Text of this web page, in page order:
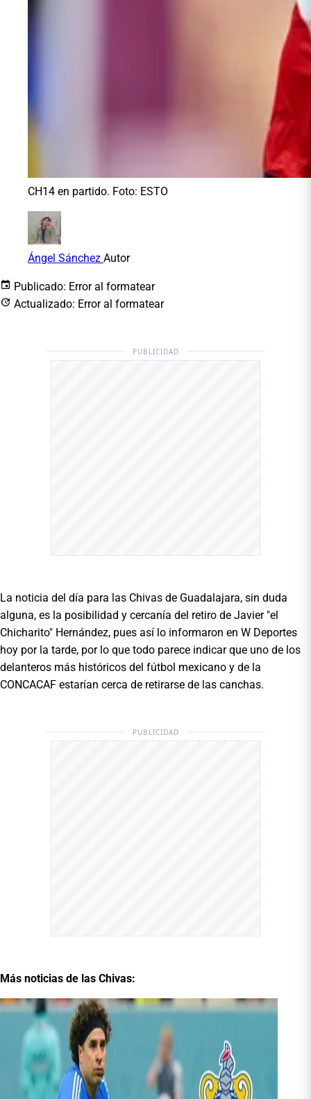
CH14 en partido. Foto: ESTO
Ángel Sánchez Autor
Publicado: Error al formatear
Actualizado: Error al formatear
PUBLICIDAD
La noticia del día para las Chivas de Guadalajara, sin duda
alguna, es la posibilidad y cercanía del retiro de Javier "el
Chicharito" Hernández, pues así lo informaron en W Deportes
hoy por la tarde, por lo que todo parece indicar que uno de los
delanteros más históricos del fútbol mexicano y de la
CONCACAF estarían cerca de retirarse de las canchas.
PUBLICIDAD
Más noticias de las Chivas: